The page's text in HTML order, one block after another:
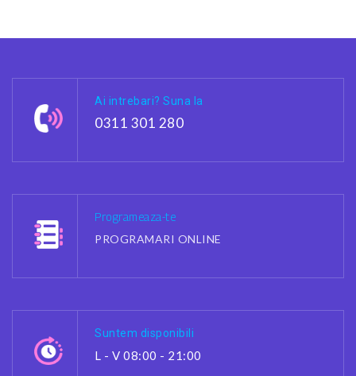
Ai intrebari? Suna la
0311 301 280
Programeaza-te
PROGRAMARI ONLINE
Suntem disponibili
L - V 08:00 - 21:00